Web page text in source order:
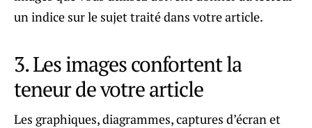
un indice sur le sujet traité dans votre article.
3. Les images confortent la
teneur de votre article
Les graphiques, diagrammes, captures d’écran et